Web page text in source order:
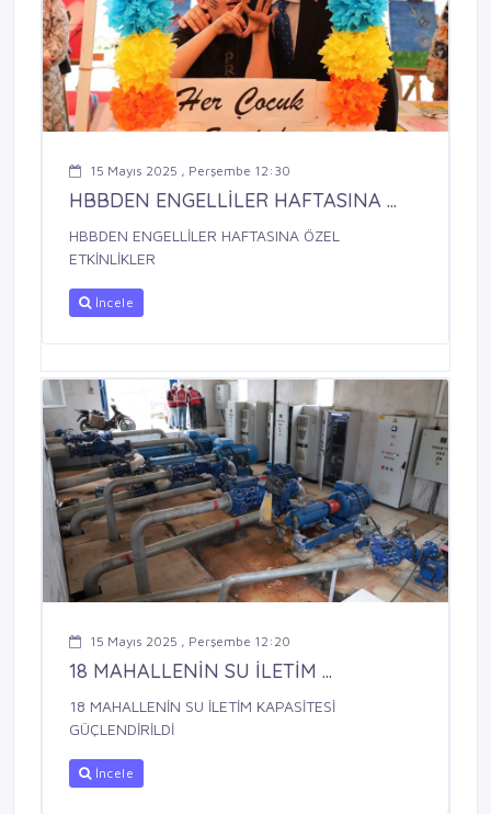
15 Mayıs 2025 , Perşembe 12:30
HBBDEN ENGELLİLER HAFTASINA ...
HBBDEN ENGELLİLER HAFTASINA ÖZEL
ETKİNLİKLER
İncele
15 Mayıs 2025 , Perşembe 12:20
18 MAHALLENİN SU İLETİM ...
18 MAHALLENİN SU İLETİM KAPASİTESİ
GÜÇLENDİRİLDİ
İncele